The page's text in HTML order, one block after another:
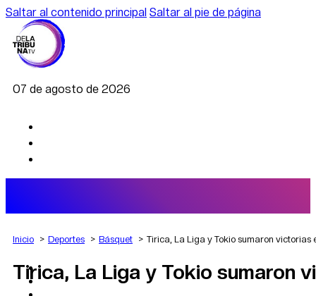
Saltar al contenido principal Saltar al pie de página
07 de agosto de 2026
AGRO
DEPORTES
Inicio Deportes Básquet Tirica, La Liga y Tokio sumaron victorias
Tirica, La Liga y Tokio sumaron